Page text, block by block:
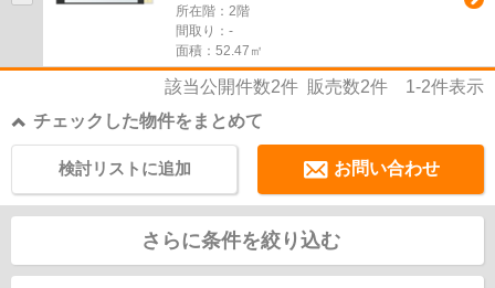
所在階：2階
間取り：-
面積：52.47㎡
該当公開件数2件 販売数2件 1-2件表示
チェックした物件をまとめて
お問い合わせ
検討リストに追加
さらに条件を絞り込む